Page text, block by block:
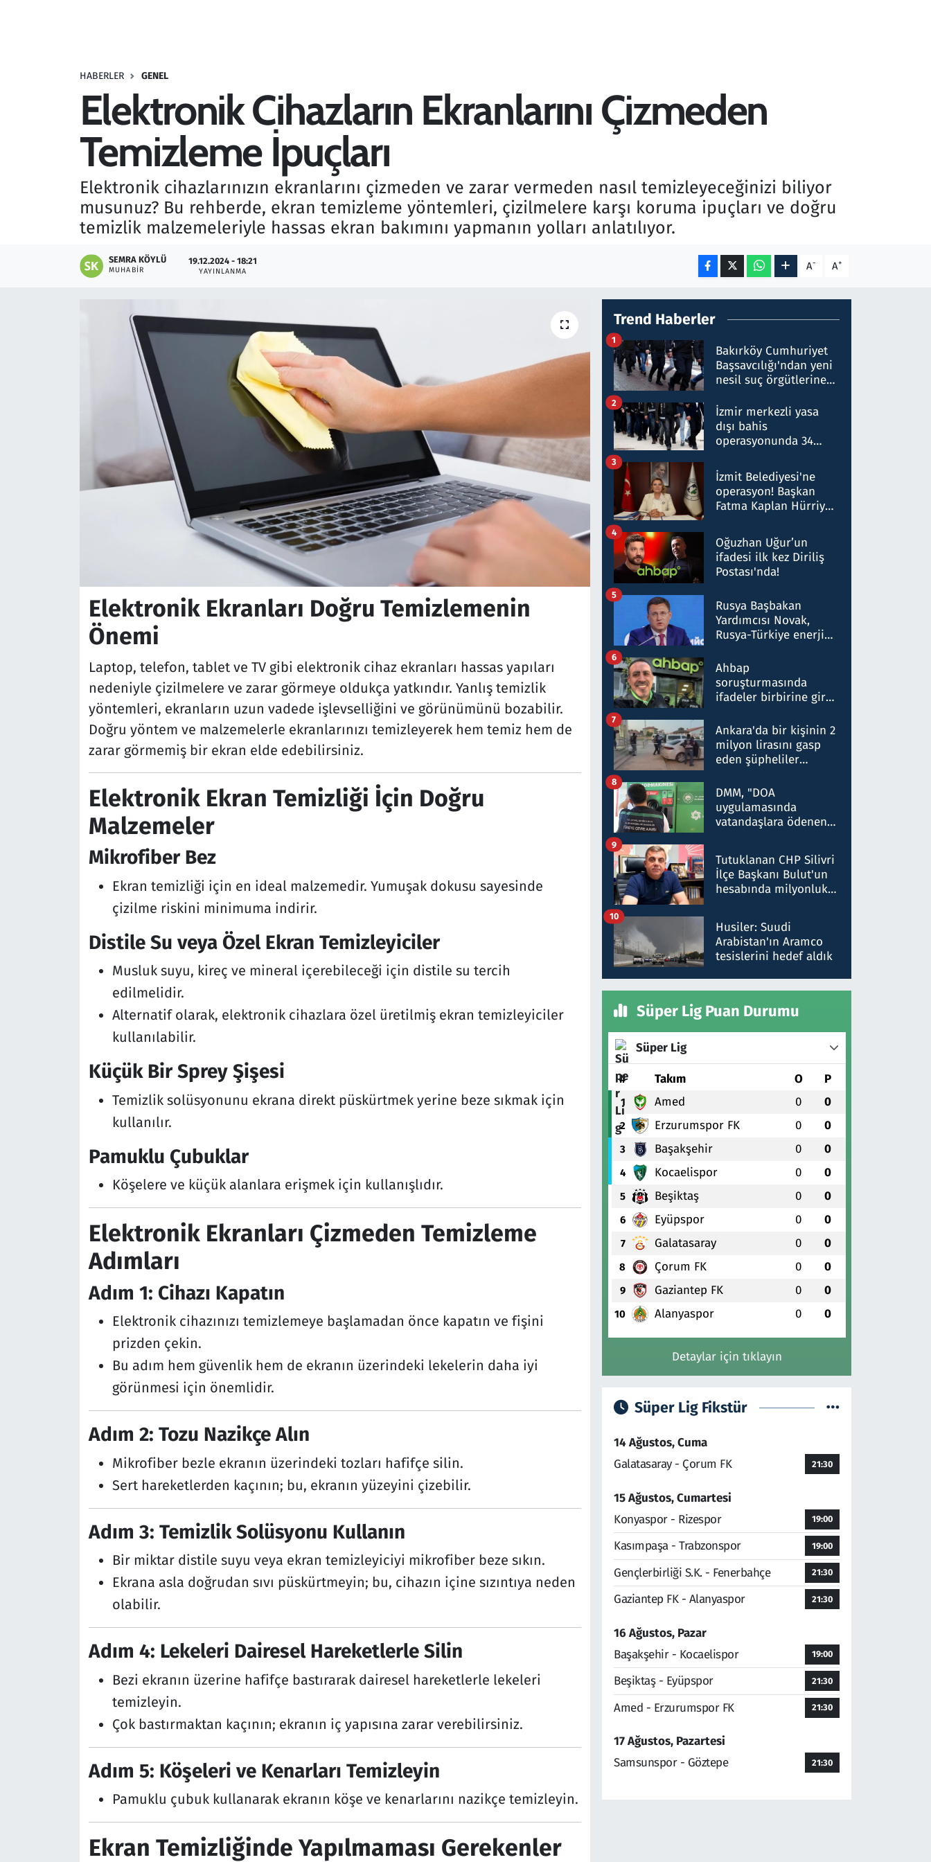
HABERLER GENEL
Elektronik Cihazların Ekranlarını Çizmeden
Temizleme İpuçları
Elektronik cihazlarınızın ekranlarını çizmeden ve zarar vermeden nasıl temizleyeceğinizi biliyor
musunuz? Bu rehberde, ekran temizleme yöntemleri, çizilmelere karşı koruma ipuçları ve doğru
temizlik malzemeleriyle hassas ekran bakımını yapmanın yolları anlatılıyor.
SEMRA KÖYLÜ
MUHABIR
19.12.2024 - 18:21
YAYINLANMA A- A+
Elektronik Ekranları Doğru Temizlemenin
Önemi
Laptop, telefon, tablet ve TV gibi elektronik cihaz ekranları hassas yapıları
nedeniyle çizilmelere ve zarar görmeye oldukça yatkındır. Yanlış temizlik
yöntemleri, ekranların uzun vadede işlevselliğini ve görünümünü bozabilir.
Doğru yöntem ve malzemelerle ekranlarınızı temizleyerek hem temiz hem de
zarar görmemiş bir ekran elde edebilirsiniz.
Elektronik Ekran Temizliği İçin Doğru
Malzemeler
Mikrofiber Bez
Ekran temizliği için en ideal malzemedir. Yumuşak dokusu sayesinde
çizilme riskini minimuma indirir.
Distile Su veya Özel Ekran Temizleyiciler
Musluk suyu, kireç ve mineral içerebileceği için distile su tercih
edilmelidir.
Alternatif olarak, elektronik cihazlara özel üretilmiş ekran temizleyiciler
kullanılabilir.
Küçük Bir Sprey Şişesi
Temizlik solüsyonunu ekrana direkt püskürtmek yerine beze sıkmak için
kullanılır.
Pamuklu Çubuklar
Köşelere ve küçük alanlara erişmek için kullanışlıdır.
Elektronik Ekranları Çizmeden Temizleme
Adımları
Adım 1: Cihazı Kapatın
Elektronik cihazınızı temizlemeye başlamadan önce kapatın ve fişini
prizden çekin.
Bu adım hem güvenlik hem de ekranın üzerindeki lekelerin daha iyi
görünmesi için önemlidir.
Adım 2: Tozu Nazikçe Alın
Mikrofiber bezle ekranın üzerindeki tozları hafifçe silin.
Sert hareketlerden kaçının; bu, ekranın yüzeyini çizebilir.
Adım 3: Temizlik Solüsyonu Kullanın
Bir miktar distile suyu veya ekran temizleyiciyi mikrofiber beze sıkın.
Ekrana asla doğrudan sıvı püskürtmeyin; bu, cihazın içine sızıntıya neden
olabilir.
Adım 4: Lekeleri Dairesel Hareketlerle Silin
Bezi ekranın üzerine hafifçe bastırarak dairesel hareketlerle lekeleri
temizleyin.
Çok bastırmaktan kaçının; ekranın iç yapısına zarar verebilirsiniz.
Adım 5: Köşeleri ve Kenarları Temizleyin
Pamuklu çubuk kullanarak ekranın köşe ve kenarlarını nazikçe temizleyin.
Ekran Temizliğinde Yapılmaması Gerekenler
Trend Haberler
Bakırköy Cumhuriyet
Başsavcılığı'ndan yeni
nesil suç örgütlerine
hakkında gözaltı kararı
1
İzmir merkezli yasa
dışı bahis
operasyonunda 34
Milyar liralık para
trafiği tespit edildi
2
İzmit Belediyesi'ne
operasyon! Başkan
Fatma Kaplan Hürriyet
3
Oğuzhan Uğur’un
ifadesi ilk kez Diriliş
Postası'nda!
4
Rusya Başbakan
Yardımcısı Novak,
Rusya-Türkiye enerji
nitelikte olduğunu
belirtti
5
Ahbap
soruşturmasında
ifadeler birbirine girdi:
ifadelerinden ortaya
çıkan tablo şok etti
6
Ankara'da bir kişinin 2
milyon lirasını gasp
eden şüpheliler
7
DMM, "DOA
uygulamasında
vatandaşlara ödenen
düşürüldüğü" iddiasını
yalanladı
8
Tutuklanan CHP Silivri
İlçe Başkanı Bulut'un
hesabında milyonluk
talimat verdi, ben
gönderdim
9
Husiler: Suudi
Arabistan'ın Aramco
tesislerini hedef aldık
10
Süper Lig Puan Durumu
Süper Lig
# Takım O P
1 Amed 0 0
2 Erzurumspor FK 0 0
3 Başakşehir 0 0
4 Kocaelispor 0 0
5 Beşiktaş 0 0
6 Eyüpspor 0 0
7 Galatasaray 0 0
8 Çorum FK 0 0
9 Gaziantep FK 0 0
10 Alanyaspor 0 0
Detaylar için tıklayın
Süper Lig Fikstür
14 Ağustos, Cuma
Galatasaray - Çorum FK
21:30
15 Ağustos, Cumartesi
Konyaspor - Rizespor
19:00
Kasımpaşa - Trabzonspor 19:00
Gençlerbirliği S.K. - Fenerbahçe 21:30
Gaziantep FK - Alanyaspor 21:30
16 Ağustos, Pazar
Başakşehir - Kocaelispor
19:00
Beşiktaş - Eyüpspor 21:30
Amed - Erzurumspor FK 21:30
17 Ağustos, Pazartesi
Samsunspor - Göztepe
21:30
Savunma Sanayi
Televizyon